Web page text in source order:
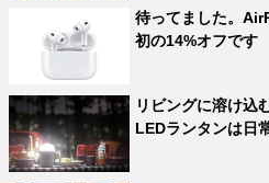
待ってました。
初の14%オフです
リビングに溶け込
LEDランタンは日